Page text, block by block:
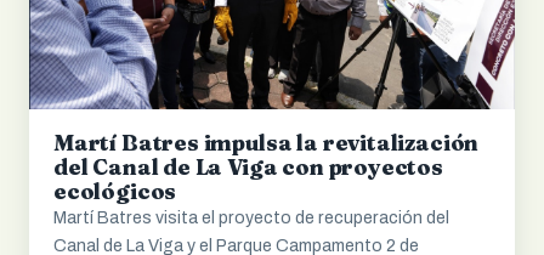
Martí Batres impulsa la revitalización
del Canal de La Viga con proyectos
ecológicos
Martí Batres visita el proyecto de recuperación del
Canal de La Viga y el Parque Campamento 2 de